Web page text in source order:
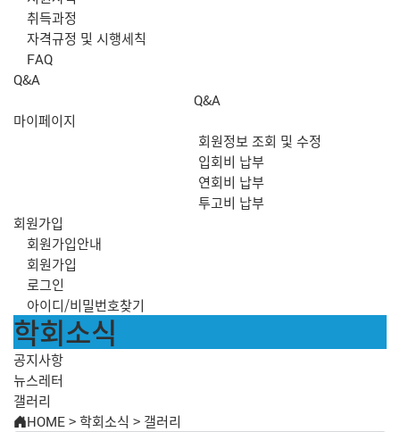
취득과정
자격규정 및 시행세칙
FAQ
Q&A
Q&A
마이페이지
회원정보 조회 및 수정
입회비 납부
연회비 납부
투고비 납부
회원가입
회원가입안내
회원가입
로그인
아이디/비밀번호찾기
학회소식
공지사항
뉴스레터
갤러리
HOME>학회소식 > 갤러리